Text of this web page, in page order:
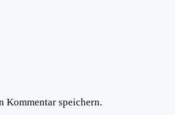
Kommentar speichern.